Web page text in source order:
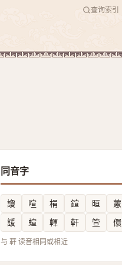
查询索引
同音字
讂 喧 梋 鍹 晅
藼
諼
蝖 䡣 軒 箮 儇
与 蓒 读音相同或相近